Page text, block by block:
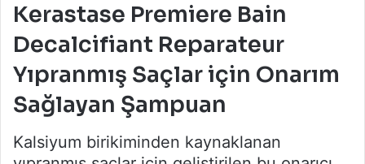
Kerastase Premiere Bain
Decalcifiant Reparateur
Yıpranmış Saçlar için Onarım
Sağlayan Şampuan
Kalsiyum birikiminden kaynaklanan